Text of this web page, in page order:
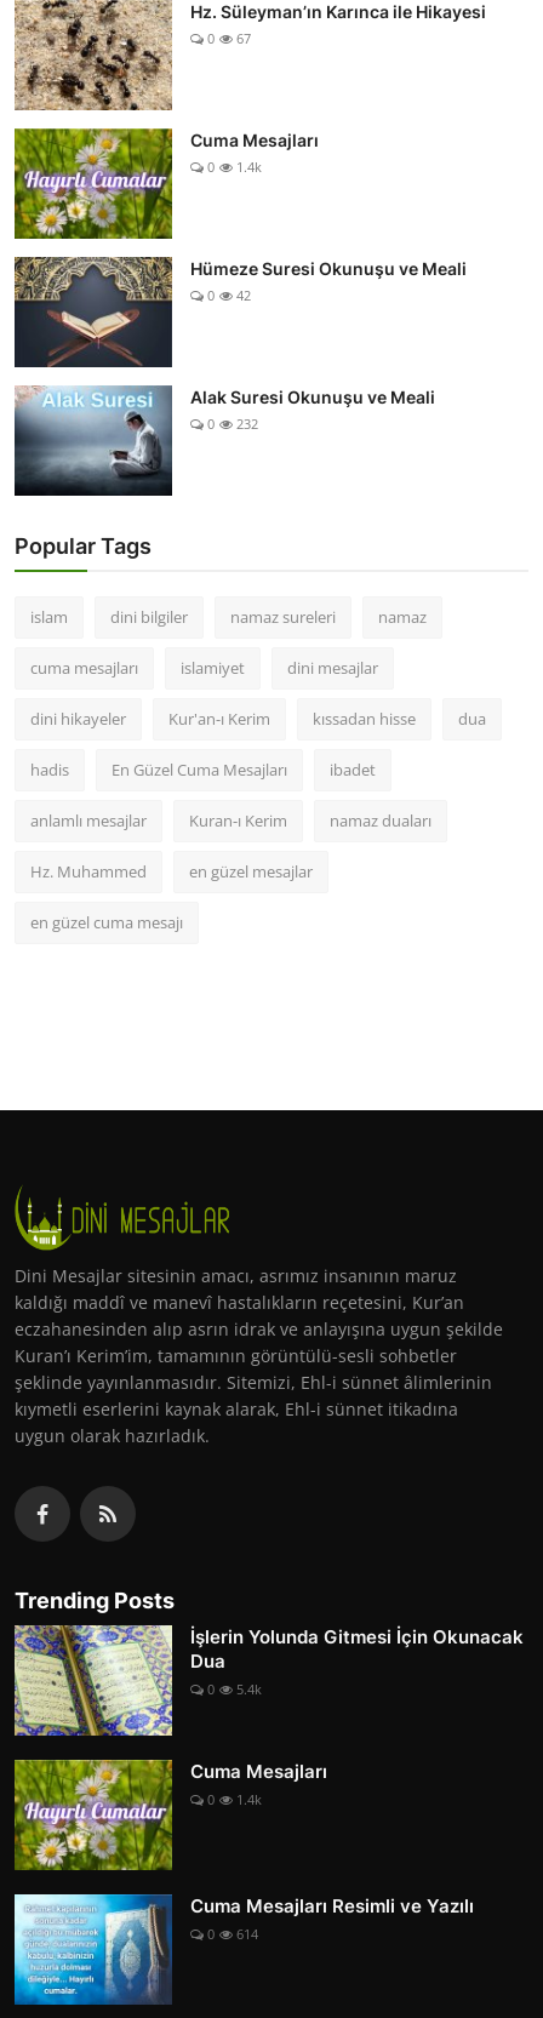
Hz. Süleyman’ın Karınca ile Hikayesi
0 67
Cuma Mesajları
0 1.4k
Hümeze Suresi Okunuşu ve Meali
0 42
Alak Suresi Okunuşu ve Meali
0 232
Popular Tags
islam dini bilgiler namaz sureleri namaz
cuma mesajları islamiyet dini mesajlar
dini hikayeler Kur'an-ı Kerim kıssadan hisse dua
hadis En Güzel Cuma Mesajları ibadet
anlamlı mesajlar Kuran-ı Kerim namaz duaları
Hz. Muhammed en güzel mesajlar
en güzel cuma mesajı
Dini Mesajlar sitesinin amacı, asrımız insanının maruz
kaldığı maddî ve manevî hastalıkların reçetesini, Kur’an
eczahanesinden alıp asrın idrak ve anlayışına uygun şekilde
Kuran’ı Kerim’im, tamamının görüntülü-sesli sohbetler
şeklinde yayınlanmasıdır. Sitemizi, Ehl-i sünnet âlimlerinin
kıymetli eserlerini kaynak alarak, Ehl-i sünnet itikadına
uygun olarak hazırladık.
Trending Posts
İşlerin Yolunda Gitmesi İçin Okunacak
Dua
0 5.4k
Cuma Mesajları
0 1.4k
Cuma Mesajları Resimli ve Yazılı
0 614